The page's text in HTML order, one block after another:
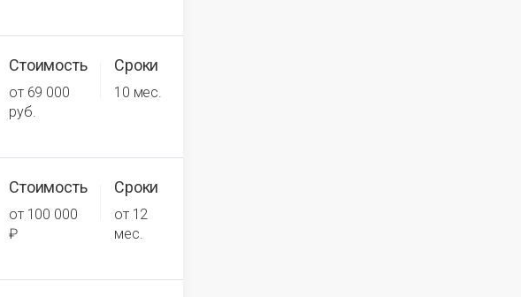
Стоимость
от 69 000
руб.
Сроки
10 мес.
Стоимость
от 100 000
₽
Сроки
от 12
мес.